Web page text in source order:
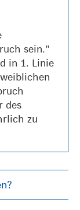
sein."
in 1. Linie
des
zu